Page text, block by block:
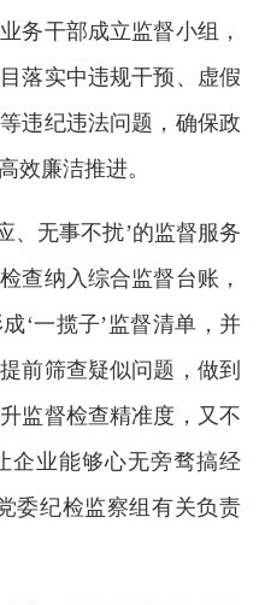
务干部成立监督小组，
落实中违规干预、虚假
违纪违法问题，确保政
效廉洁推进。
、无事不扰’的监督服务
查纳入综合监督台账，
‘一揽子’监督清单，并
前筛查疑似问题，做到
监督检查精准度，又不
企业能够心无旁骛搞经
委纪检监察组有关负责